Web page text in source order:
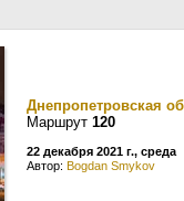
Днепропетровская
Маршрут 120
22 декабря 2021 г., среда
Автор: Bogdan Smykov